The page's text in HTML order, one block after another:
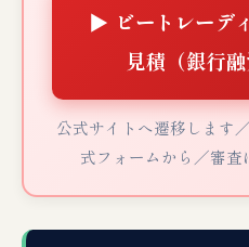
▶ ビートレーデ
見積（銀行融
公式サイトへ遷移します
式フォームから／審